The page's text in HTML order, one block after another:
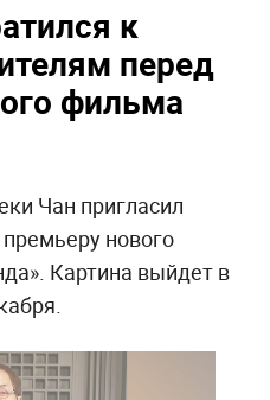
к
перед
фильма
Чан пригласил
нового
Картина выйдет в